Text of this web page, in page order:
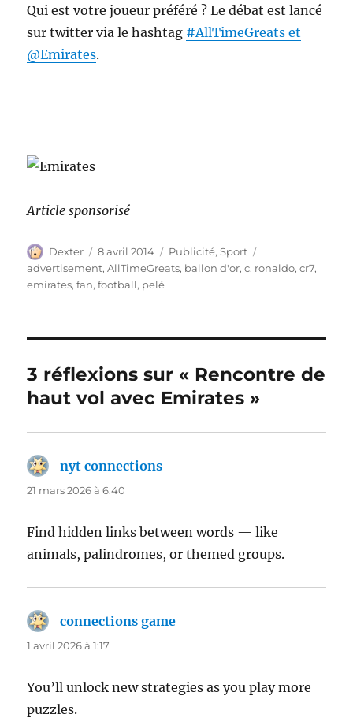
Qui est votre joueur préféré ? Le débat est lancé
sur twitter via le hashtag #AllTimeGreats et
@Emirates.
Article sponsorisé
Auteur
Dexter
Publié
le
8 avril 2014 Catégories
Publicité,Sport
advertisement,AllTimeGreats, ballon d'or,c. ronaldo,cr7,
emirates,fan,football, pelé
3 réflexions sur « Rencontre de
haut vol avec Emirates »
nyt connections
21 mars 2026 à 6:40
Find hidden links between words — like
animals, palindromes, or themed groups.
connections game
1 avril 2026 à 1:17
You’ll unlock new strategies as you play more
puzzles.